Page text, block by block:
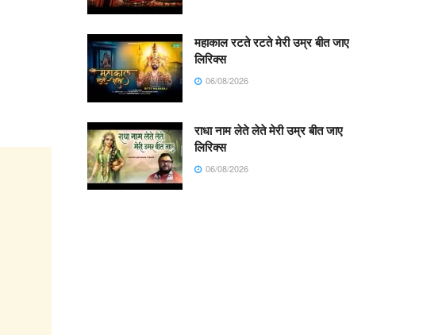
महाकाल रटते रटते मेरी उम्र बीत जाए
लिरिक्स
06/08/2026
राधा नाम लेते लेते मेरी उम्र बीत जाए
लिरिक्स
06/08/2026